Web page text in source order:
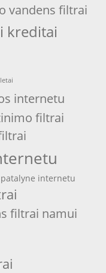
vandens filtrai
kreditai
internetu
filtrai
patalyne internetu
filtrai namui